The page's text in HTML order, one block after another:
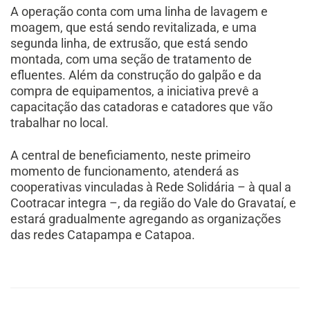
A operação conta com uma linha de lavagem e
moagem, que está sendo revitalizada, e uma
segunda linha, de extrusão, que está sendo
montada, com uma seção de tratamento de
efluentes. Além da construção do galpão e da
compra de equipamentos, a iniciativa prevê a
capacitação das catadoras e catadores que vão
trabalhar no local.
A central de beneficiamento, neste primeiro
momento de funcionamento, atenderá as
cooperativas vinculadas à Rede Solidária – à qual a
Cootracar integra –, da região do Vale do Gravataí, e
estará gradualmente agregando as organizações
das redes Catapampa e Catapoa.